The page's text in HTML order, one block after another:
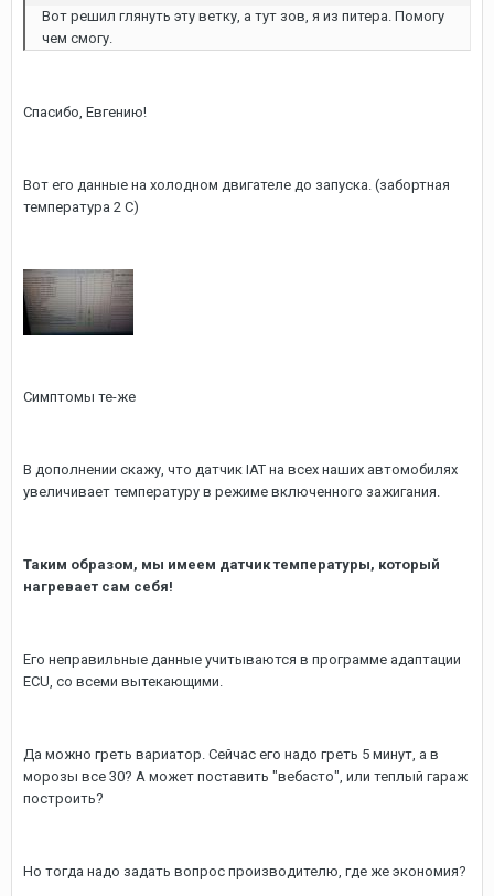
Вот решил глянуть эту ветку, а тут зов, я из питера. Помогу
чем смогу.
Спасибо, Евгению!
Вот его данные на холодном двигателе до запуска. (забортная
температура 2 С)
Симптомы те-же
В дополнении скажу, что датчик IAT на всех наших автомобилях
увеличивает температуру в режиме включенного зажигания.
Таким образом, мы имеем датчик температуры, который
нагревает сам себя!
Его неправильные данные учитываются в программе адаптации
ECU, со всеми вытекающими.
Да можно греть вариатор. Сейчас его надо греть 5 минут, а в
морозы все 30? А может поставить "вебасто", или теплый гараж
построить?
Но тогда надо задать вопрос производителю, где же экономия?